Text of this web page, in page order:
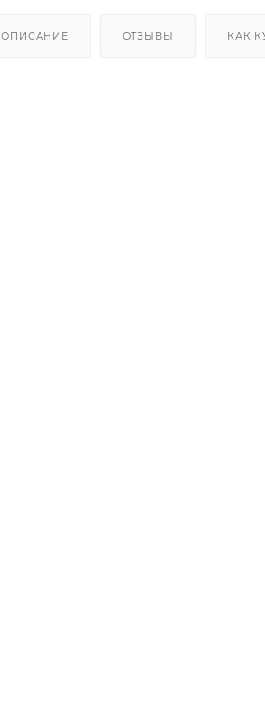
ОПИСАНИЕ ОТЗЫВЫ КАК